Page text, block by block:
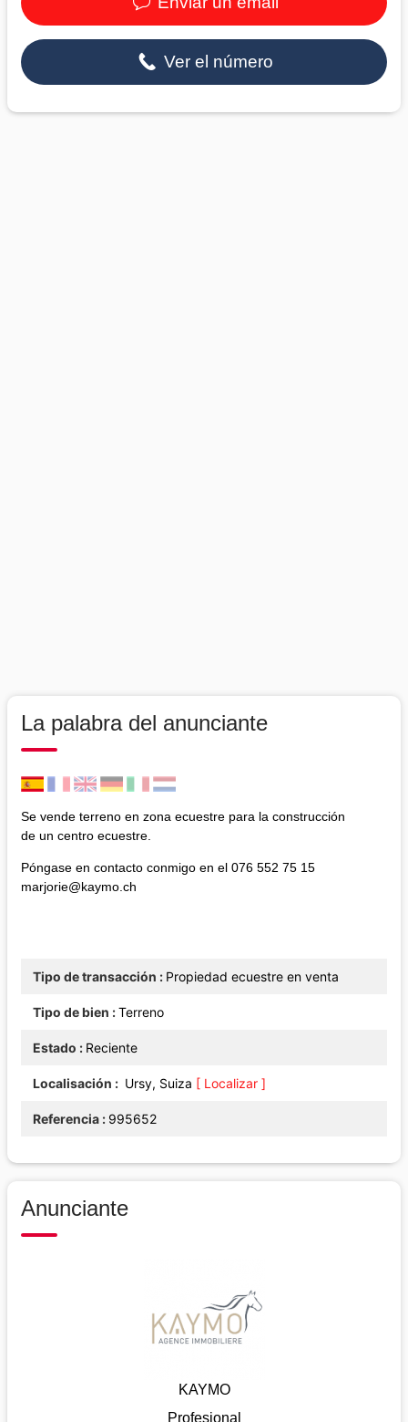
Ver el número
La palabra del anunciante
Se vende terreno en zona ecuestre para la construcción
de un centro ecuestre.
Póngase en contacto conmigo en el 076 552 75 15
marjorie@kaymo.ch
Tipo de transacción Propiedad ecuestre en venta
Tipo de bien Terreno
Estado Reciente
Localisación Ursy, Suiza [ Localizar ]
Referencia 995652
Anunciante
KAYMO
Profesional